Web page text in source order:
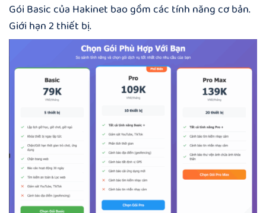
Gói Basic của Hakinet bao gồm các tính năng cơ bản.
Giới hạn 2 thiết bị.